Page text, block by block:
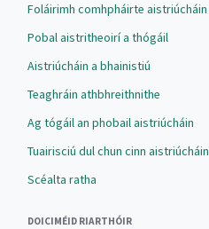
Foláirimh comhpháirte aistriúcháin
Pobal aistritheoirí a thógáil
Aistriúcháin a bhainistiú
Teaghráin athbhreithnithe
Ag tógáil an phobail aistriúcháin
Tuairisciú dul chun cinn aistriúcháin
Scéalta ratha
DOICIMÉID RIARTHÓIR